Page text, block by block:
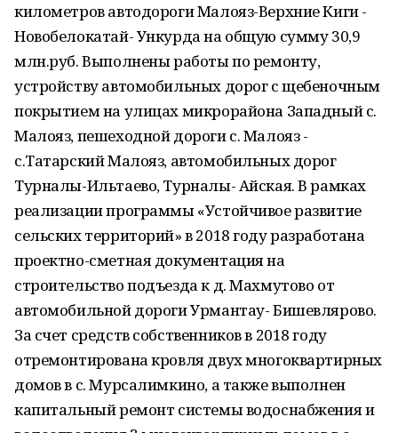
километров автодороги Малояз-Верхние Киги -
Новобелокатай- Ункурда на общую сумму 30,9
млн.руб. Выполнены работы по ремонту,
устройству автомобильных дорог с щебеночным
покрытием на улицах микрорайона Западный с.
Малояз, пешеходной дороги с. Малояз -
с.Татарский Малояз, автомобильных дорог
Турналы-Ильтаево, Турналы- Айская. В рамках
реализации программы «Устойчивое развитие
сельских территорий» в 2018 году разработана
проектно-сметная документация на
строительство подъезда к д. Махмутово от
автомобильной дороги Урмантау- Бишевлярово.
За счет средств собственников в 2018 году
отремонтирована кровля двух многоквартирных
домов в с. Мурсалимкино, а также выполнен
капитальный ремонт системы водоснабжения и